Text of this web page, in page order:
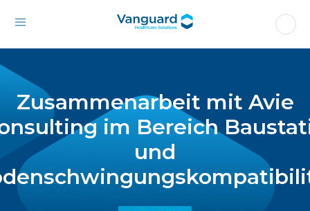
Zusammenarbeit mit Avie
im Bereich
und